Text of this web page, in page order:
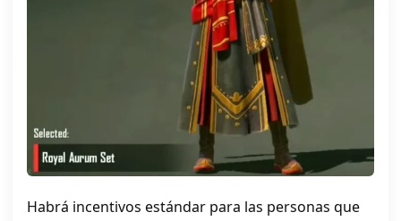
Habrá incentivos estándar para las personas que